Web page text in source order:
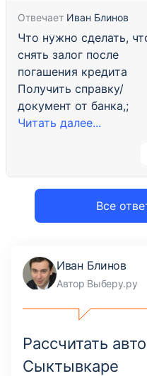
Все
Отвечает Иван Блинов
Что нужно сделать,
снять залог после
погашения кредита
Получить справку/
документ от банка,;
Читать далее...
Иван Блинов
Автор Выберу.ру
Рассчитать
Сыктывкаре